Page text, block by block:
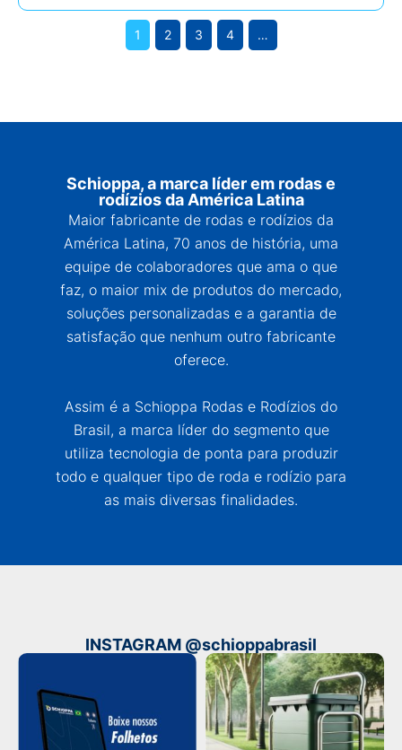
1 2 3 4 …
Schioppa, a marca líder em rodas e
rodízios da América Latina
Maior fabricante de rodas e rodízios da
América Latina, 70 anos de história, uma
equipe de colaboradores que ama o que
faz, o maior mix de produtos do mercado,
soluções personalizadas e a garantia de
satisfação que nenhum outro fabricante
oferece.
Assim é a Schioppa Rodas e Rodízios do
Brasil, a marca líder do segmento que
utiliza tecnologia de ponta para produzir
todo e qualquer tipo de roda e rodízio para
as mais diversas finalidades.
INSTAGRAM @schioppabrasil